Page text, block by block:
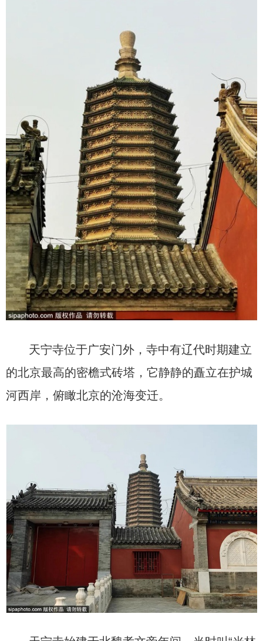
天宁寺位于广安门外，寺中有辽代时期建立
的北京最高的密檐式砖塔，它静静的矗立在护城
河西岸，俯瞰北京的沧海变迁。